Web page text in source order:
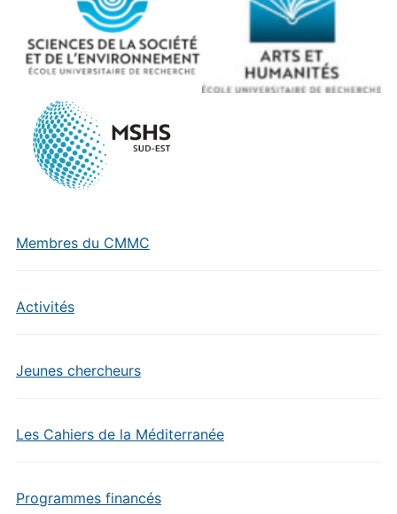
Membres du CMMC
Activités
Jeunes chercheurs
Les Cahiers de la Méditerranée
Programmes financés